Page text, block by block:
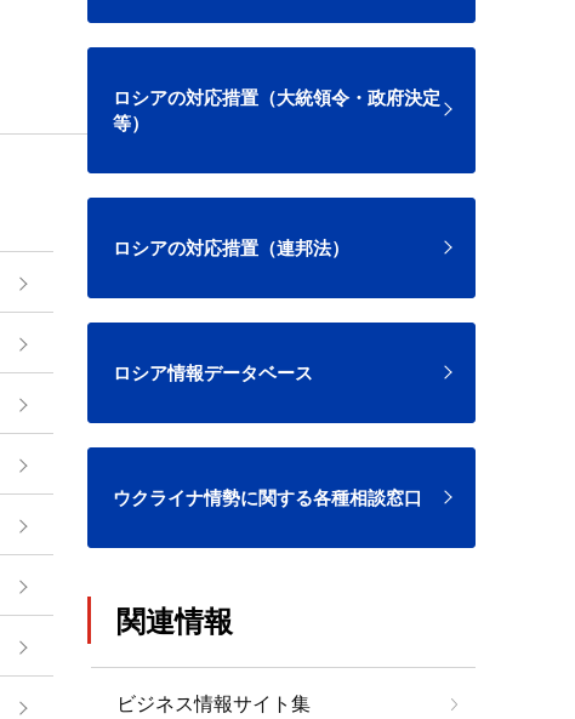
ロシアの対応措置（大統領令・政府決定
等）
ロシアの対応措置（連邦法）
ロシア情報データベース
ウクライナ情勢に関する各種相談窓口
関連情報
ビジネス情報サイト集